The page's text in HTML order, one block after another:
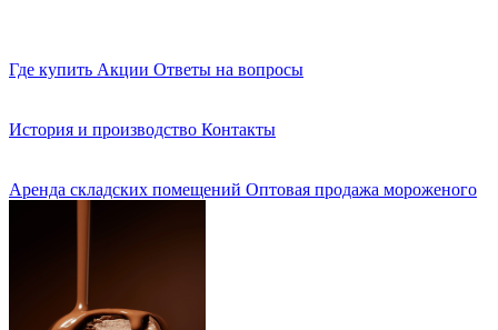
Где купить Акции Ответы на вопросы
История и производство Контакты
Аренда складских помещений Оптовая продажа мороженого